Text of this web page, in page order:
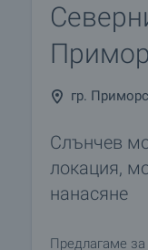
гр.
Слънчев
локация,
нанасяне
Предлагаме за